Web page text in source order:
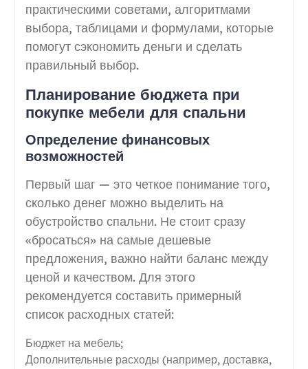
практическими советами, алгоритмами
выбора, таблицами и формулами, которые
помогут сэкономить деньги и сделать
правильный выбор.
Планирование бюджета при
покупке мебели для спальни
Определение финансовых
возможностей
Первый шаг — это четкое понимание того,
сколько денег можно выделить на
обустройство спальни. Не стоит сразу
«бросаться» на самые дешевые
предложения, важно найти баланс между
ценой и качеством. Для этого
рекомендуется составить примерный
список расходных статей:
Бюджет на мебель;
Дополнительные расходы (например, доставка,